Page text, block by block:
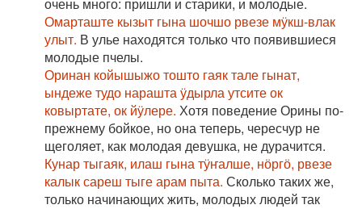
Омарташте кызыт гына шочшо рвезе мӱкш-влак
улыт. В улье находятся только что появившиеся
молодые пчелы.
Оринан койышыжо тошто гаяк тале гынат,
ындеже тудо нарашта ӱдырла утсите ок
ковыртате, ок йӱлере. Хотя поведение Орины по-
прежнему бойкое, но она теперь, чересчур не
щеголяет, как молодая девушка, не дурачится.
Кунар тыгаяк, илаш гына тӱҥалше, нӧргӧ, рвезе
калык сареш тыге арам пыта. Сколько таких же,
только начинающих жить, молодых людей так